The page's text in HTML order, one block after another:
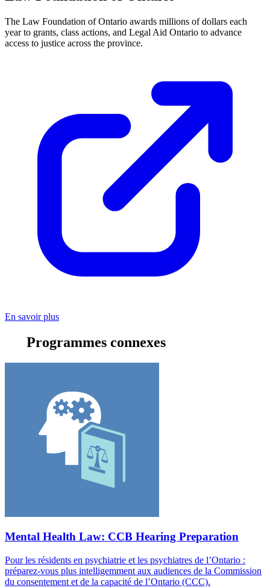
The Law Foundation of Ontario awards millions of dollars each
year to grants, class actions, and Legal Aid Ontario to advance
access to justice across the province.
En savoir plus
Programmes connexes
Mental Health Law: CCB Hearing Preparation
Pour les résidents en psychiatrie et les psychiatres de l’Ontario :
préparez-vous plus intelligemment aux audiences de la Commission
du consentement et de la capacité de l’Ontario (CCC).